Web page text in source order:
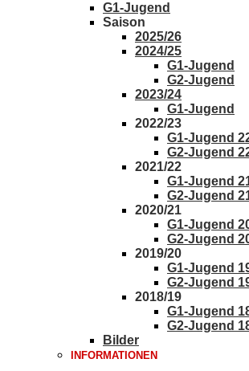
G1-Jugend
Saison
2025/26
2024/25
G1-Jugend
G2-Jugend
2023/24
G1-Jugend
2022/23
G1-Jugend
G2-Jugend
2021/22
G1-Jugend
G2-Jugend
2020/21
G1-Jugend
G2-Jugend
2019/20
G1-Jugend
G2-Jugend
2018/19
G1-Jugend
G2-Jugend
Bilder
INFORMATIONEN